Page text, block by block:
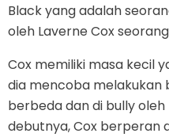
Black yang adalah
oleh Laverne Cox
Cox memiliki masa kecil
dia mencoba melakukan
berbeda dan di bully
debutnya, Cox berperan